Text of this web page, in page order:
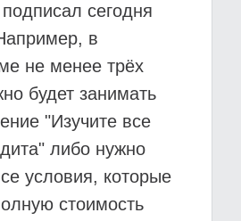
сегодня
в
не менее трёх
будет занимать
"Изучите все
либо нужно
условия, которые
стоимость